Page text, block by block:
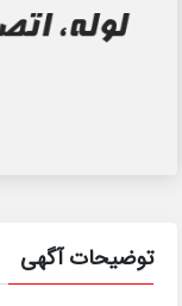
توضیحات آگهی